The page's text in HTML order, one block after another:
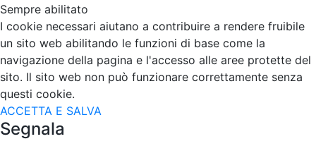
Sempre abilitato
I cookie necessari aiutano a contribuire a rendere fruibile
un sito web abilitando le funzioni di base come la
navigazione della pagina e l'accesso alle aree protette del
sito. Il sito web non può funzionare correttamente senza
questi cookie.
ACCETTA E SALVA
Segnala